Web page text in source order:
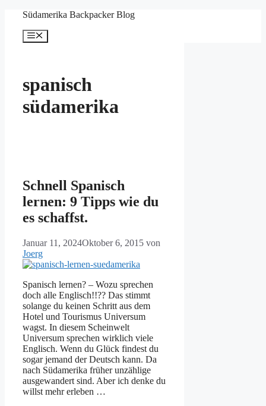
springen
Südamerika Backpacker Blog
Menü
spanisch
südamerika
Schnell Spanisch
lernen: 9 Tipps wie du
es schaffst.
Januar 11, 2024Oktober 6, 2015 von
Joerg
Spanisch lernen? – Wozu sprechen
doch alle Englisch!!?? Das stimmt
solange du keinen Schritt aus dem
Hotel und Tourismus Universum
wagst. In diesem Scheinwelt
Universum sprechen wirklich viele
Englisch. Wenn du Glück findest du
sogar jemand der Deutsch kann. Da
nach Südamerika früher unzählige
ausgewandert sind. Aber ich denke du
willst mehr erleben …